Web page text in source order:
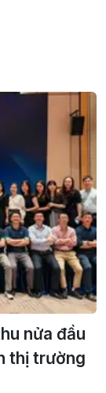
nửa đầu
thị trường